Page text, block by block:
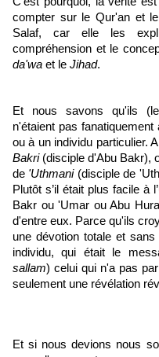
compter sur le Qur'an et
Salaf, car elle les
compréhension et le
da'wa et le Jihad.
Et nous savons qu'ils
n'étaient pas
ou à un individu particulier.
Bakri(disciple d'Abu Bakr),
de 'Uthmani(disciple de
Plutôt s’il était plus facile à
Bakr ou 'Umar ou Abu
d'entre eux. Parce qu'ils
une dévotion totale et
individu, qui était le
sallam) celui qui n'a pas
seulement une révélation
Et si nous devions nous